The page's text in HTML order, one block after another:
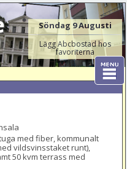
Söndag 9 Augusti
Lägg Abcbostad hos
favoriterna
med fiber, kommunalt
vildsvinsstaket runt),
50 kvm terrass med